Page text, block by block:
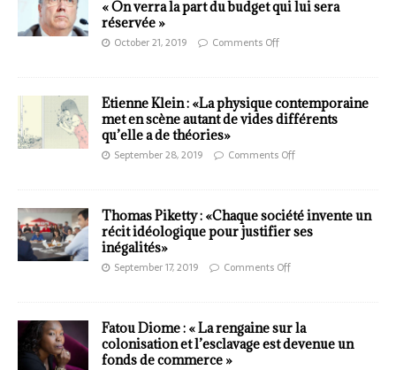
« On verra la part du budget qui lui sera
réservée »
October 21, 2019 Comments Off
Etienne Klein : «La physique contemporaine
met en scène autant de vides différents
qu’elle a de théories»
September 28, 2019 Comments Off
Thomas Piketty : «Chaque société invente un
récit idéologique pour justifier ses
inégalités»
September 17, 2019 Comments Off
Fatou Diome : « La rengaine sur la
colonisation et l’esclavage est devenue un
fonds de commerce »